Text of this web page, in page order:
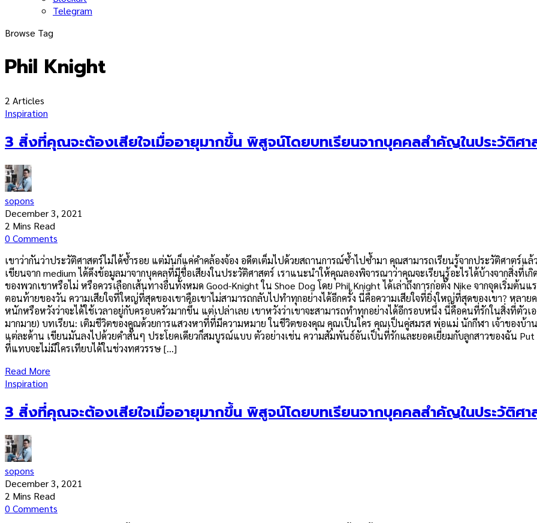
Telegram
Browse Tag
Phil Knight
2 Articles
Inspiration
3 สิ่งที่คุณจะต้องเสียใจเมื่ออายุมากขึ้น พิสูจน์โดยบทเรียนจากบุคคลสำคัญในประวัติศ
sopons
December 3, 2021
2 Mins Read
0 Comments
เขาว่ากันว่าประวัติศาสตร์ไม่ได้ซ้ำรอย แต่มันก็แค่คำคล้องจ้อง อดีตเต็มไปด้วยสถานการณ์ซ้ำไปซ้ำมา คุณสามารถเรียนรู้จากประวัติศาตร์
เขียนจาก medium ได้ดึงข้อมูลมาจากบุคคลที่มีชื่อเสียงในประวัติศาสตร์ เราแนะนำให้คุณลองพิจารณาว่าคุณจะเรียนรู้อะไรได้บ้างจากสิ่งที่
ของพวกเขาหรือไม่ หรือควรเลือกเส้นทางอื่นทั้งหมด Good-Knight ใน Shoe Dog โดย Phil Knight ได้เล่าถึงการก่อตั้ง Nike จากจุดเริ่มต้
ตอนท้ายของวัน ความเสียใจที่ใหญ่ที่สุดของเขาคือเขาไม่สามารถกลับไปทำทุกอย่างได้อีกครั้ง นี่คือความเสียใจที่ยิ่งใหญ่ที่สุดของเขา? หลาย
หนักหรือหวังว่าจะได้ใช้เวลาอยู่กับครอบครัวมากขึ้น แต่เปล่าเลย เขาหวังว่าเขาจะสามารถทำทุกอย่างได้อีกรอบหนึ่ง นี่คือคนที่รักในสิ่งที่ตั
มากมาย) บทเรียน: เติมชีวิตของคุณด้วยการแสวงหาที่ที่มีความหมาย ในชีวิตของคุณ คุณเป็นใคร คุณเป็นคู่สมรส พ่อแม่ นักกีฬา เจ้าของบ้า
แต่ละด้าน เขียนมันลงไปด้วยคำสั้นๆ ประโยคเดียวก็สมบูรณ์แบบ ตัวอย่างเช่น ความสัมพันธ์อันเป็นที่รักและยอดเยี่ยมกับลูกสาวของฉัน
ที่แทบจะไม่มีใครเทียบได้ในช่วงทศวรรษ […]
Read More
Inspiration
3 สิ่งที่คุณจะต้องเสียใจเมื่ออายุมากขึ้น พิสูจน์โดยบทเรียนจากบุคคลสำคัญในประวัติศ
sopons
December 3, 2021
2 Mins Read
0 Comments